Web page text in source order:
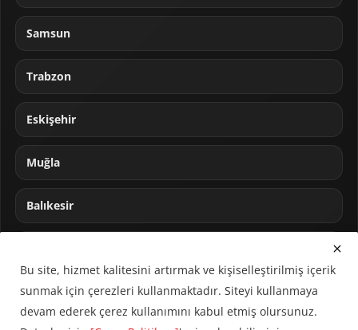
Samsun
Trabzon
Eskişehir
Muğla
Balıkesir
Bu site, hizmet kalitesini artırmak ve kişiselleştirilmiş içerik
sunmak için çerezleri kullanmaktadır. Siteyi kullanmaya
devam ederek çerez kullanımını kabul etmiş olursunuz.